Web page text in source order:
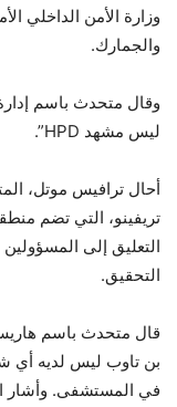
وزارة الأمن الداخلي
والجمارك.
وقال متحدث باسم
ليس مشهد HPD”.
تريفينو، التي تضم
التعليق إلى
التحقيق.
قال متحدث باسم
بن تاوب ليس لديه
في المستشفى. وأشار